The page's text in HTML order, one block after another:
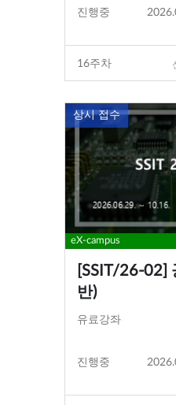
진행중
16주차
상시 접수
eX-campus
[SSIT/26-02]
반)
유료강좌
진행중